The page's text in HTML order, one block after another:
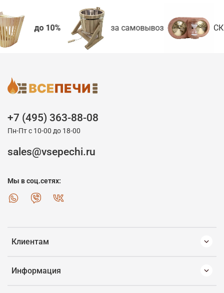
до 10% за самовывоз
Клиентам
Информация
+7 (495) 363-88-08
Пн-Пт с 10-00 до 18-00
sales@vsepechi.ru
Мы в соц.сетях: